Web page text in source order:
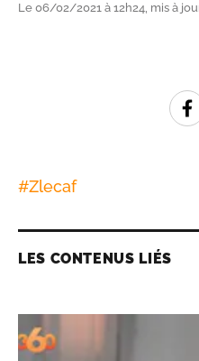
Le 06/02/2021 à 12h24, mis à
#Zlecaf
LES CONTENUS LIÉS